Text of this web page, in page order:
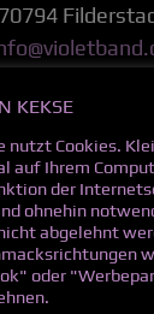
70794
RECORD LABEL
Heimengasse
metalapolis.com
KEKSE
nutzt Cookies.
auf Ihrem
der
ohnehin
abgelehnt
oder